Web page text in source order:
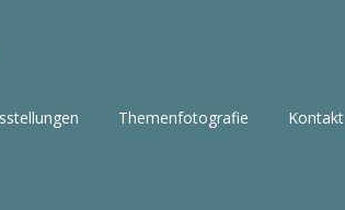
Themenfotografie Kontakt